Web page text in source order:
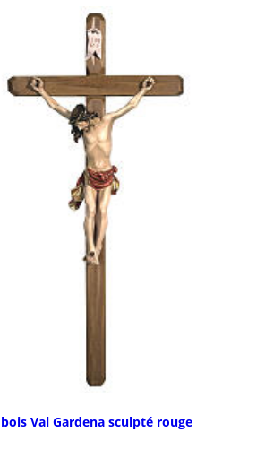
Val Gardena sculpté rouge